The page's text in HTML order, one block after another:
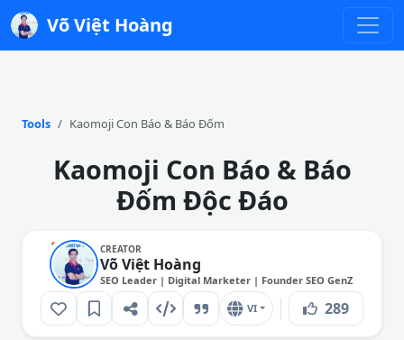
Võ Việt Hoàng
Tools Kaomoji Con Báo & Báo Đốm
Kaomoji Con Báo & Báo
Đốm Độc Đáo
CREATOR
Võ Việt Hoàng
SEO Leader | Digital Marketer | Founder SEO GenZ
VI 289